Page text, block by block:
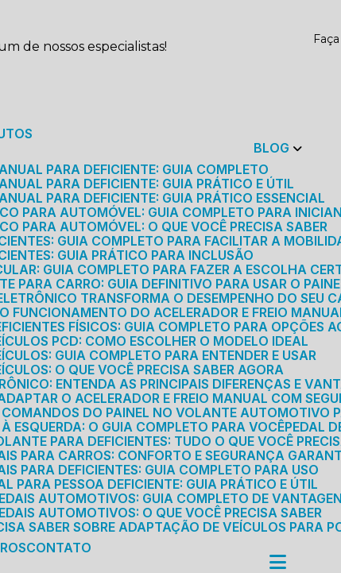
de nossos especialistas!
BLOG
PARA DEFICIENTE: GUIA COMPLETO
PARA DEFICIENTE: GUIA PRÁTICO E ÚTIL
PARA DEFICIENTE: GUIA PRÁTICO ESSENCIAL
PARA AUTOMÓVEL: GUIA COMPLETO PARA
PARA AUTOMÓVEL: O QUE VOCÊ PRECISA SABER
GUIA COMPLETO PARA FACILITAR A
GUIA PRÁTICO PARA INCLUSÃO
GUIA COMPLETO PARA FAZER A ESCOLHA
PARA CARRO: GUIA DEFINITIVO PARA USAR O
TRANSFORMA O DESEMPENHO DO SEU
FUNCIONAMENTO DO ACELERADOR E FREIO
FÍSICOS: GUIA COMPLETO PARA OPÇÕES
PCD: COMO ESCOLHER O MODELO IDEAL
GUIA COMPLETO PARA ENTENDER E USAR
O QUE VOCÊ PRECISA SABER AGORA
ENTENDA AS PRINCIPAIS DIFERENÇAS E
O ACELERADOR E FREIO MANUAL COM
COMANDOS DO PAINEL NO VOLANTE AUTOMOTIVO
À ESQUERDA: O GUIA COMPLETO PARA VOCÊ PEDAL
PARA DEFICIENTES: TUDO O QUE VOCÊ
PARA CARROS: CONFORTO E SEGURANÇA
PARA DEFICIENTES: GUIA COMPLETO PARA USO
PARA PESSOA DEFICIENTE: GUIA PRÁTICO E ÚTIL
AUTOMOTIVOS: GUIA COMPLETO DE
AUTOMOTIVOS: O QUE VOCÊ PRECISA SABER
SABER SOBRE ADAPTAÇÃO DE VEÍCULOS PARA
CONTATO